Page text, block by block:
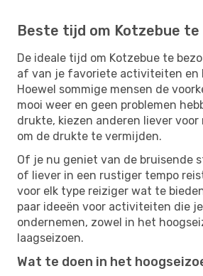
Beste tijd om Kotzebue te
De ideale tijd om Kotzebue te
af van je favoriete activiteiten en
Hoewel sommige mensen de
mooi weer en geen problemen
drukte, kiezen anderen liever
om de drukte te vermijden.
Of je nu geniet van de bruisende
of liever in een rustiger tempo
voor elk type reiziger wat te
paar ideeën voor activiteiten die
ondernemen, zowel in het
laagseizoen.
Wat te doen in het